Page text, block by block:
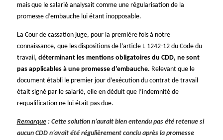
mais que le salarié analysait comme une régularisation de la
promesse d’embauche lui étant inopposable.
La Cour de cassation juge, pour la première fois à notre
connaissance, que les dispositions de l’article L 1242-12 du Code du
travail, déterminant les mentions obligatoires du CDD, ne sont
pas applicables à une promesse d’embauche. Relevant que le
document établi le premier jour d’exécution du contrat de travail
était signé par le salarié, elle en déduit que l’indemnité de
requalification ne lui était pas due.
Remarque : Cette solution n’aurait bien entendu pas été retenue si
aucun CDD n’avait été régulièrement conclu après la promesse